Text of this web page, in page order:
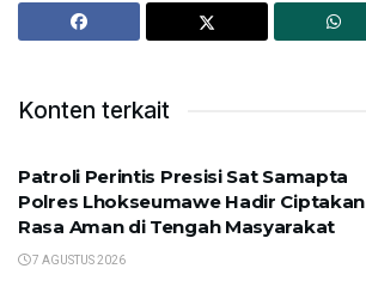
Konten terkait
Patroli Perintis Presisi Sat Samapta
Polres Lhokseumawe Hadir Ciptakan
Rasa Aman di Tengah Masyarakat
7 AGUSTUS 2026